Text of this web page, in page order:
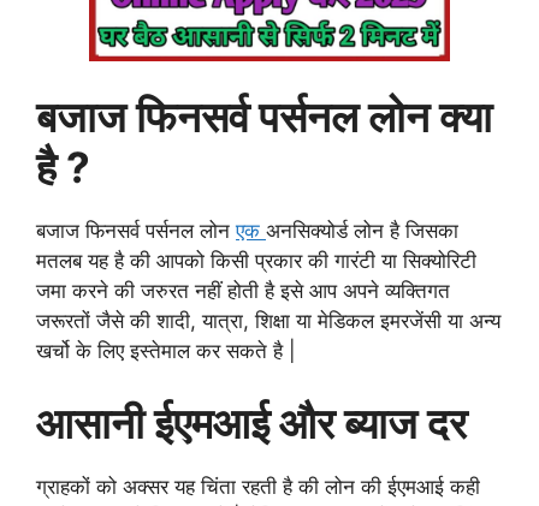
बजाज फिनसर्व पर्सनल लोन क्या
है ?
बजाज फिनसर्व पर्सनल लोनएक अनसिक्योर्ड लोन है जिसका
मतलब यह है की आपको किसी प्रकार की गारंटी या सिक्योरिटी
जमा करने की जरुरत नहीं होती है इसे आप अपने व्यक्तिगत
जरूरतों जैसे की शादी, यात्रा, शिक्षा या मेडिकल इमरजेंसी या अन्य
खर्चो के लिए इस्तेमाल कर सकते है |
आसानी ईएमआई और ब्याज दर
ग्राहकों को अक्सर यह चिंता रहती है की लोन की ईएमआई कही